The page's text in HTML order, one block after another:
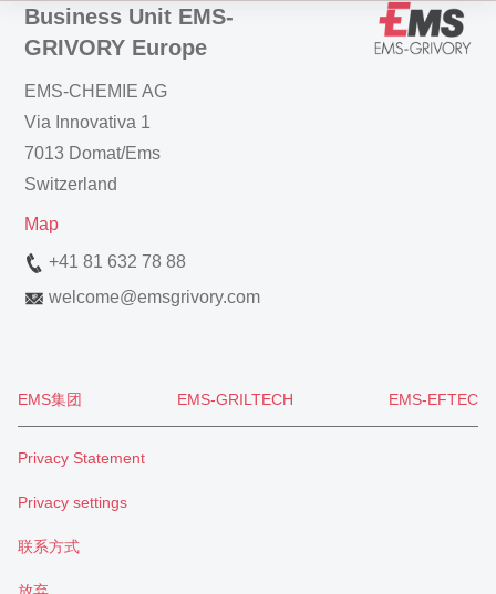
Business Unit EMS-
GRIVORY Europe
EMS-CHEMIE AG
Via Innovativa 1
7013 Domat/Ems
Switzerland
Map
+41 81 632 78 88
welcome@emsgrivory.com
EMS集团 EMS-GRILTECH EMS-EFTEC
Privacy Statement
Privacy settings
联系方式